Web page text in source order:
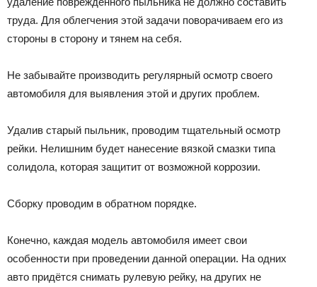
труда. Для облегчения этой задачи поворачиваем его из
стороны в сторону и тянем на себя.
Не забывайте производить регулярный осмотр своего
автомобиля для выявления этой и других проблем.
Удалив старый пыльник, проводим тщательный осмотр
рейки. Нелишним будет нанесение вязкой смазки типа
солидола, которая защитит от возможной коррозии.
Сборку проводим в обратном порядке.
Конечно, каждая модель автомобиля имеет свои
особенности при проведении данной операции. На одних
авто придётся снимать рулевую рейку, на других не